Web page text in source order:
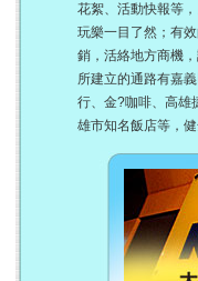
花絮、活動快報等
玩樂一目了然；有
銷，活絡地方商機
所建立的通路有嘉
行、金?咖啡、高雄
雄市知名飯店等，